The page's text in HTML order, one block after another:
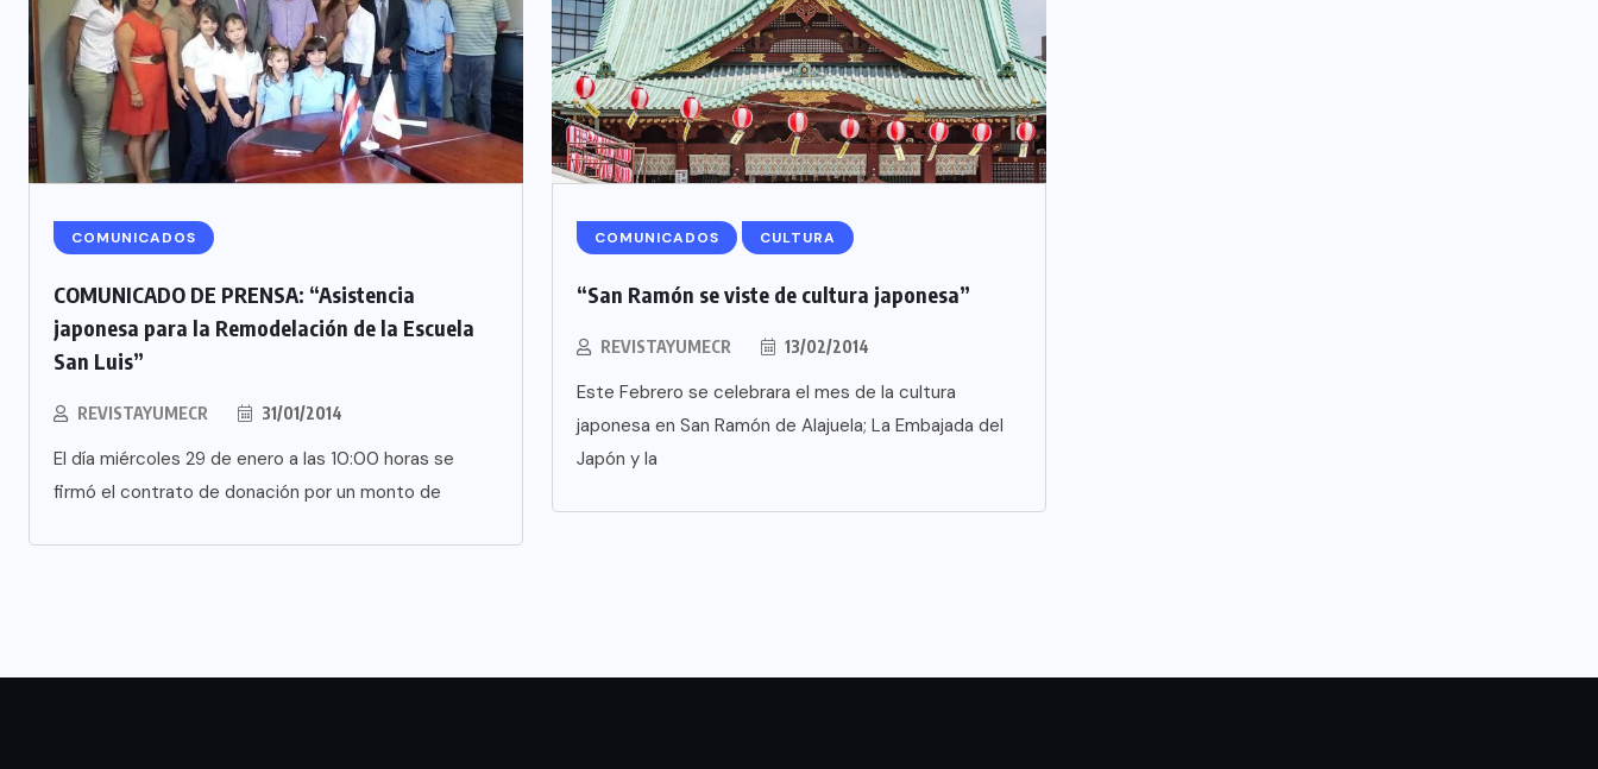
COMUNICADOS
COMUNICADO DE PRENSA: “Asistencia
japonesa para la Remodelación de la Escuela
San Luis”
REVISTAYUMECR 31/01/2014
El día miércoles 29 de enero a las 10:00 horas se
firmó el contrato de donación por un monto de
COMUNICADOS CULTURA
“San Ramón se viste de cultura japonesa”
REVISTAYUMECR 13/02/2014
Este Febrero se celebrara el mes de la cultura
japonesa en San Ramón de Alajuela; La Embajada del
Japón y la